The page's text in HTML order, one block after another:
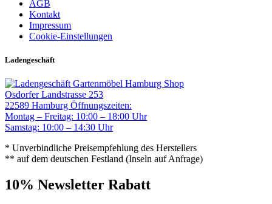
AGB
Kontakt
Impressum
Cookie-Einstellungen
Ladengeschäft
Gartenmöbel Hamburg Shop
Osdorfer Landstrasse 253
22589 Hamburg Öffnungszeiten:
Montag – Freitag: 10:00 – 18:00 Uhr
Samstag: 10:00 – 14:30 Uhr
* Unverbindliche Preisempfehlung des Herstellers
** auf dem deutschen Festland (Inseln auf Anfrage)
10% Newsletter Rabatt